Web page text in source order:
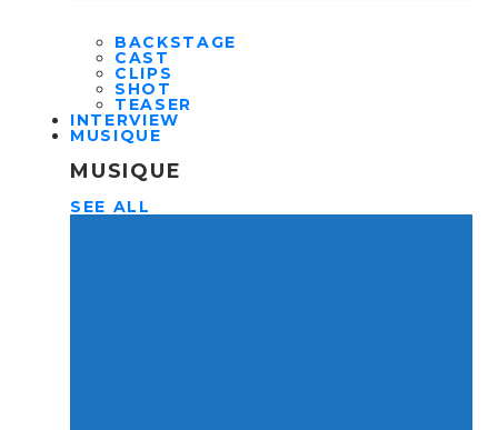
BACKSTAGE
CAST
CLIPS
SHOT
TEASER
INTERVIEW
MUSIQUE
MUSIQUE
SEE ALL